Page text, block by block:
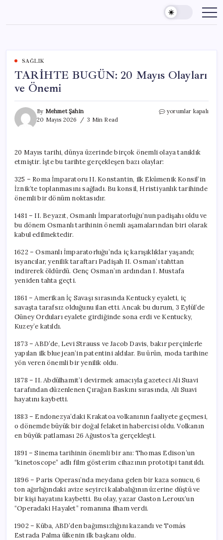
content
SAĞLIK
TARİHTE BUGÜN: 20 Mayıs Olayları
ve Önemi
By Mehmet Şahin
20 Mayıs 2026
3 Min Read
TARİHTE
ve
yorumlar kapalı
20 Mayıs tarihi, dünya üzerinde birçok önemli olaya tanıklık
etmiştir. İşte bu tarihte gerçekleşen bazı olaylar:
325 – Roma İmparatoru II. Konstantin, ilk Ekümenik Konsil’in
İznik’te toplanmasını sağladı. Bu konsil, Hristiyanlık tarihinde
önemli bir dönüm noktasıdır.
1481 – II. Beyazıt, Osmanlı İmparatorluğu’nun padişahı oldu ve
bu dönem Osmanlı tarihinin önemli aşamalarından biri olarak
kabul edilmektedir.
1622 – Osmanlı İmparatorluğu’nda iç karışıklıklar yaşandı;
isyancılar, yenilik taraftarı Padişah II. Osman’ı tahttan
indirerek öldürdü. Genç Osman’ın ardından I. Mustafa
yeniden tahta geçti.
1861 – Amerikan İç Savaşı sırasında Kentucky eyaleti, iç
savaşta tarafsız olduğunu ilan etti. Ancak bu durum, 3 Eylül’de
Güney Orduları eyalete girdiğinde sona erdi ve Kentucky,
Kuzey’e katıldı.
1873 – ABD’de, Levi Strauss ve Jacob Davis, bakır perçinlerle
yapılan ilk blue jean’in patentini aldılar. Bu ürün, moda tarihine
yön veren önemli bir yenilik oldu.
1878 – II. Abdülhamit’i devirmek amacıyla gazeteci Ali Suavi
tarafından düzenlenen Çırağan Baskını sırasında, Ali Suavi
hayatını kaybetti.
1883 – Endonezya’daki Krakatoa volkanının faaliyete geçmesi,
o dönemde büyük bir doğal felaketin habercisi oldu. Volkanın
en büyük patlaması 26 Ağustos’ta gerçekleşti.
1891 – Sinema tarihinin önemli bir anı: Thomas Edison’un
“kinetoscope” adlı film gösterim cihazının prototipi tanıtıldı.
1896 – Paris Operası’nda meydana gelen bir kaza sonucu, 6
ton ağırlığındaki avize seyirci kalabalığının üzerine düştü ve
bir kişi hayatını kaybetti. Bu olay, yazar Gaston Leroux’un
“Operadaki Hayalet” romanına ilham verdi.
1902 – Küba, ABD’den bağımsızlığını kazandı ve Tomás
Estrada Palma ülkenin ilk başkanı oldu.